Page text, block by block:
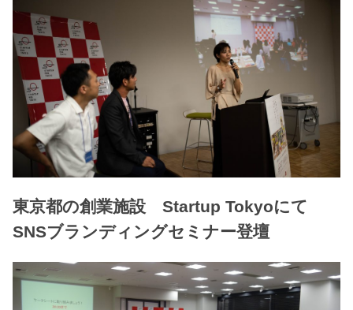
東京都の創業施設 Startup Tokyoにて
SNSブランディングセミナー登壇